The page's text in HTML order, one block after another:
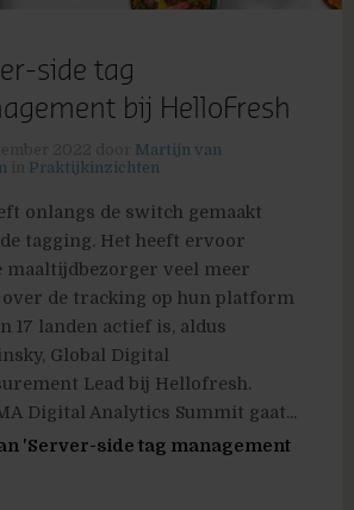
side tag
bij HelloFresh
Martijn van
Praktijkinzichten
onlangs de switch gemaakt
tagging. Het heeft ervoor
maaltijdbezorger veel meer
de tracking op hun platform
17 landen actief is, aldus
Global Digital
Lead bij Hellofresh.
Digital Analytics Summit gaat...
'Server-side tag management